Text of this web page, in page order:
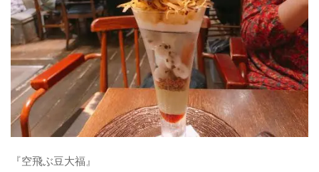
自作
お問い合わせフォーム
『空飛ぶ豆大福』